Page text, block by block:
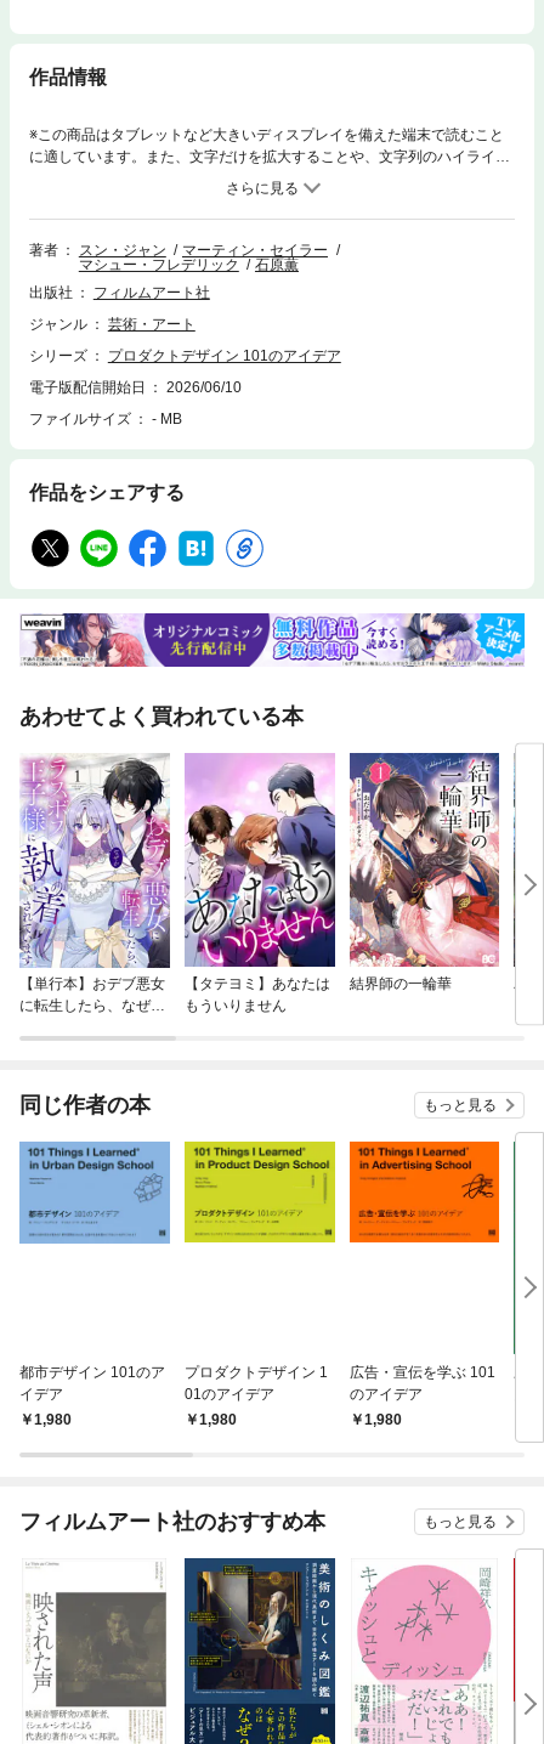
作品情報
※この商品はタブレットなど大きいディスプレイを備えた端末で読むこと
に適しています。また、文字だけを拡大することや、文字列のハイライ
ト、検索、辞書の参照、引用などの機能が使用できません。身の回りのモ
ノとコトから「デザイン」を考えるためのヒントが満載！プロダクトデザ
インの原則と基礎が楽しく身につく。シンプルで楽しいイラストと、想像
力をくすぐられるセンテンスで、本質をわかりやすく学べる〈101のアイ
デア〉シリーズ。同シリーズの1冊である本書は、プロダクトデザインの
世界に飛び込む最適で最高な入門書となっています。私たちの生活に欠か
イナーが日頃何を考え、どのような意図を込めているかはあまり知られて
いません。本書では歴史、心理学、文化人類学、物理学、人間工学、マー
インスクールで教壇に立つ経験豊富なデザイナーが解説していきます。プ
ロダクトを学ぶ学生やデザイナーだけでなく、デザイン全般に関心のある
著者 スン・ジャン
マーティン・セイラー
マシュー・フレデリック
石原薫
出版社
フィルムアート社
ジャンル
芸術・アート
シリーズ
プロダクトデザイン 101のアイデア
電子版配信開始日
2026/06/10
ファイルサイズ
- MB
作品をシェアする
あわせてよく買われている本
【単行本】おデブ悪女
に転生したら、なぜか
【タテヨミ】あなたは
もういりません
結界師の一輪華
バ
今
同じ作者の本 もっと見る
都市デザイン 101のア
イデア
1,980
プロダクトデザイン 1
01のアイデア
1,980
広告・宣伝を学ぶ 101
のアイデア
1,980
地
フィルムアート社のおすすめ本 もっと見る